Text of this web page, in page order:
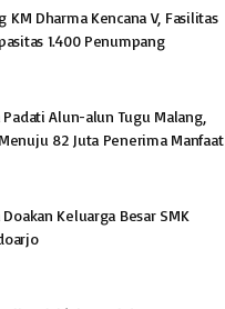
KM Dharma Kencana V, Fasilitas
1.400 Penumpang
Padati Alun-alun Tugu Malang,
82 Juta Penerima Manfaat
Keluarga Besar SMK